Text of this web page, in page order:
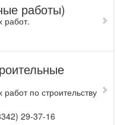
работы)
работ.
по строительству
29-37-16